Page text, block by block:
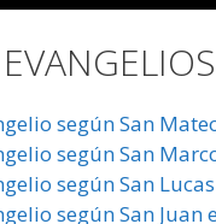
según San
según San
según San
según San Juan